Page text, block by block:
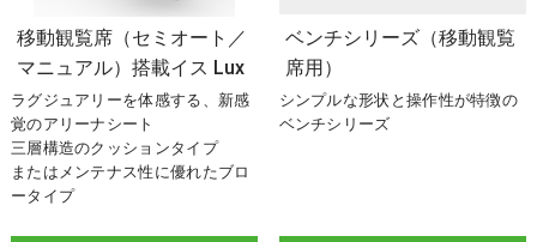
移動観覧席（セミオート／
マニュアル）搭載イス Lux
ラグジュアリーを体感する、新感
覚のアリーナシート
三層構造のクッションタイプ
またはメンテナス性に優れたブロ
ータイプ
ベンチシリーズ（移動観覧
席用）
シンプルな形状と操作性が特徴の
ベンチシリーズ